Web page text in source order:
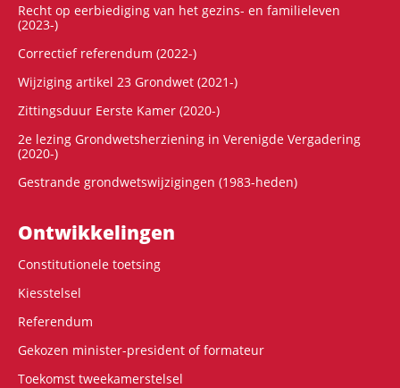
Recht op eerbiediging van het gezins- en familieleven
(2023-)
Correctief referendum (2022-)
Wijziging artikel 23 Grondwet (2021-)
Zittingsduur Eerste Kamer (2020-)
2e lezing Grondwetsherziening in Verenigde Vergadering
(2020-)
Gestrande grondwetswijzigingen (1983-heden)
Ontwikke­lingen
Constitutionele toetsing
Kiesstelsel
Referendum
Gekozen minister-president of formateur
Toekomst tweekamerstelsel